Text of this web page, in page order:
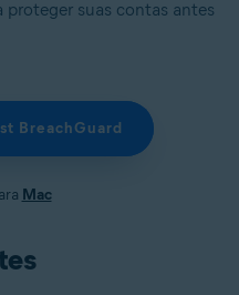
proteger suas contas antes
BreachGuard
Mac